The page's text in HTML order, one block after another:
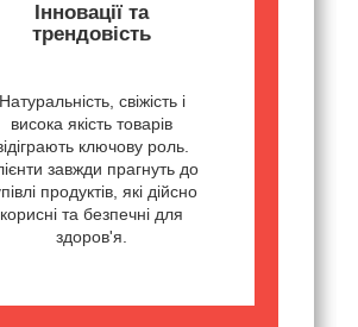
Інновації та
трендовість
Натуральність, свіжість і
висока якість товарів
ключову роль.
завжди прагнуть до
продуктів, які дійсно
корисні та безпечні для
здоров'я.